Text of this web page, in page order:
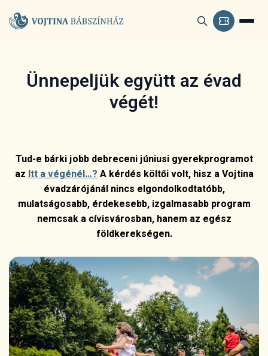
Ünnepeljük együtt az évad
végét!
Tud-e bárki jobb debreceni júniusi gyerekprogramot
azItt a végénél…?A kérdés költői volt, hisz a Vojtina
évadzárójánál nincs elgondolkodtatóbb,
mulatságosabb, érdekesebb, izgalmasabb program
nemcsak a cívisvárosban, hanem az egész
földkerekségen.